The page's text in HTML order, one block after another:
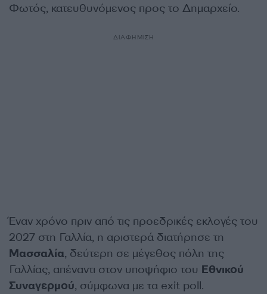
Φωτός, κατευθυνόμενος προς το Δημαρχείο.
ΔΙΑΦΗΜΙΣΗ
Έναν χρόνο πριν από τις προεδρικές εκλογές του
2027 στη Γαλλία, η αριστερά διατήρησε τη
Μασσαλία, δεύτερη σε μέγεθος πόλη της
Γαλλίας, απέναντι στον υποψήφιο του Εθνικού
Συναγερμού, σύμφωνα με τα exit poll.